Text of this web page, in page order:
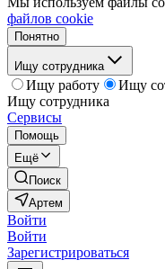
файлов cookie
Понятно
Ищу сотрудника
Ищу работу
Ищу
Ищу сотрудника
Сервисы
Помощь
Ещё
Поиск
Артем
Войти
Войти
Зарегистрироваться